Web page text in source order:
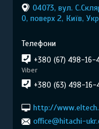
04073, вул.
0, поверх 2, Київ,
+380 (67) 498-16-
Viber
+380 (63) 498-16-
http://
office@hitachi-